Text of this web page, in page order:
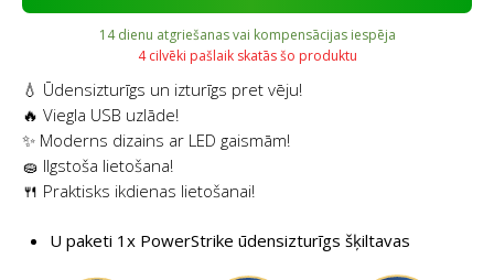
14 dienu atgriešanas vai kompensācijas iespēja
4 cilvēki pašlaik skatās šo produktu
💧 Ūdensizturīgs un izturīgs pret vēju!
🔥 Viegla USB uzlāde!
✨ Moderns dizains ar LED gaismām!
🧽 Ilgstoša lietošana!
🍴 Praktisks ikdienas lietošanai!
U paketi 1x PowerStrike ūdensizturīgs šķiltavas